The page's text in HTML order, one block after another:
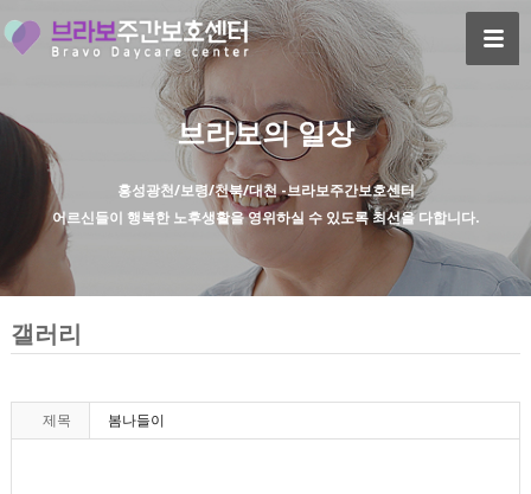
브라보의 일상
홍성광천/보령/천북/대천 -브라보주간보호센터
어르신들이 행복한 노후생활을 영위하실 수 있도록 최선을 다합니다.
갤러리
제목 봄나들이